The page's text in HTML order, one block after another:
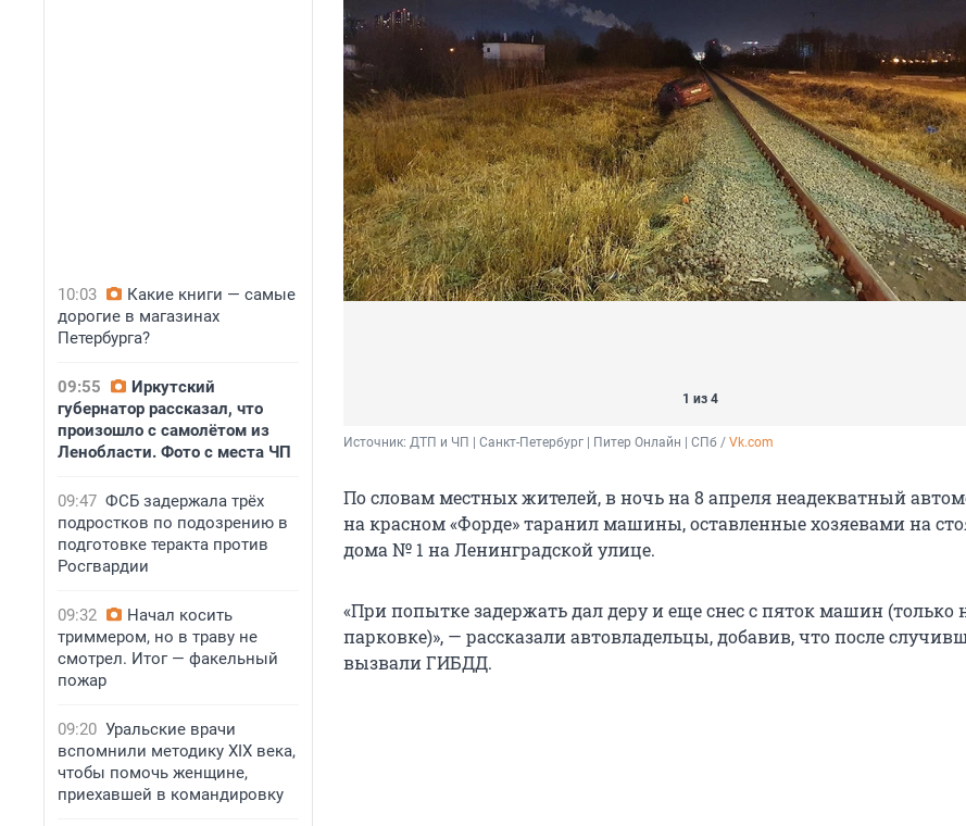
10:03
Какие книги — самые
дорогие в магазинах
Петербурга?
09:55
Иркутский
губернатор рассказал, что
произошло с самолётом из
Ленобласти. Фото с места ЧП
09:47 ФСБ задержала трёх
подростков по подозрению в
подготовке теракта против
Росгвардии
09:32
Начал косить
триммером, но в траву не
смотрел. Итог — факельный
пожар
09:20 Уральские врачи
вспомнили методику XIX века,
чтобы помочь женщине,
приехавшей в командировку
1 из 4
Источник: ДТП и ЧП | Санкт-Петербург | Питер Онлайн | СПб / Vk.com
По словам местных жителей, в ночь на 8 апреля неадекватный
на красном «Форде» таранил машины, оставленные хозяевами на
дома № 1 на Ленинградской улице.
«При попытке задержать дал деру и еще снес с пяток машин (только
парковке)», — рассказали автовладельцы, добавив, что после
вызвали ГИБДД.